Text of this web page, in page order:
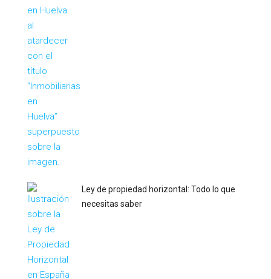
Ley de propiedad horizontal: Todo lo que
necesitas saber